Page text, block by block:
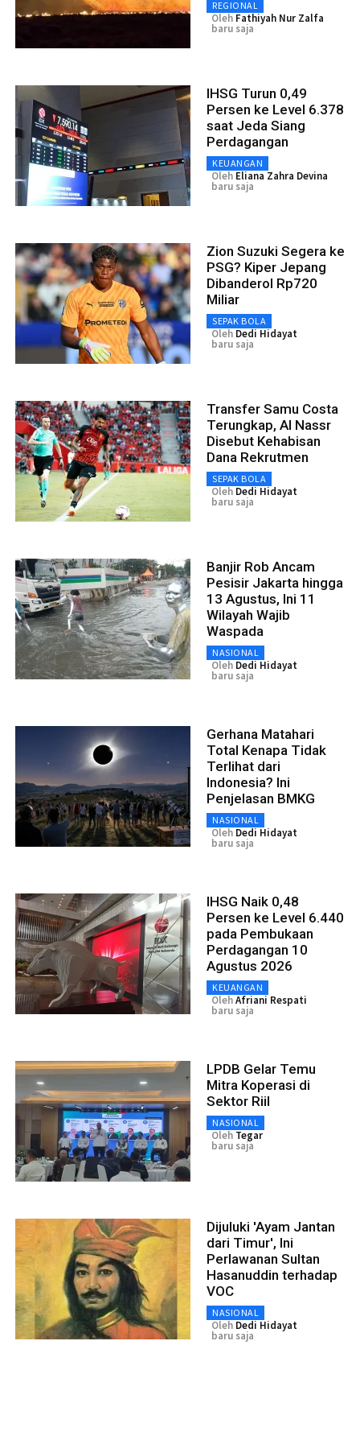
REGIONAL
Oleh Fathiyah Nur Zalfa
baru saja
IHSG Turun 0,49
Persen ke Level 6.378
saat Jeda Siang
Perdagangan
KEUANGAN
Oleh Eliana Zahra Devina
baru saja
Zion Suzuki Segera ke
PSG? Kiper Jepang
Dibanderol Rp720
Miliar
SEPAK BOLA
Oleh Dedi Hidayat
baru saja
Transfer Samu Costa
Terungkap, Al Nassr
Disebut Kehabisan
Dana Rekrutmen
SEPAK BOLA
Oleh Dedi Hidayat
baru saja
Banjir Rob Ancam
Pesisir Jakarta hingga
13 Agustus, Ini 11
Wilayah Wajib
Waspada
NASIONAL
Oleh Dedi Hidayat
baru saja
Gerhana Matahari
Total Kenapa Tidak
Terlihat dari
Indonesia? Ini
Penjelasan BMKG
NASIONAL
Oleh Dedi Hidayat
baru saja
IHSG Naik 0,48
Persen ke Level 6.440
pada Pembukaan
Perdagangan 10
Agustus 2026
KEUANGAN
OlehAfriani Respati
baru saja
LPDB Gelar Temu
Mitra Koperasi di
Sektor Riil
NASIONAL
Oleh Tegar
baru saja
Dijuluki 'Ayam Jantan
dari Timur', Ini
Perlawanan Sultan
Hasanuddin terhadap
VOC
NASIONAL
Oleh Dedi Hidayat
baru saja